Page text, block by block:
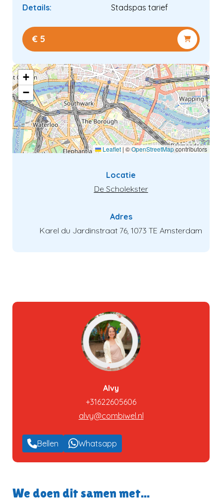
Naar winkelwagen
Locatie
De Scholekster
Adres
Karel du Jardinstraat 76, 1073 TE Amsterdam
+
−
Leaflet | ©OpenStreetMapcontributors
Details: Stadspas tarief
€ 5
Alvy
+31622605606
alvy@combiwel.nl
Bellen Whatsapp
We doen dit samen met...